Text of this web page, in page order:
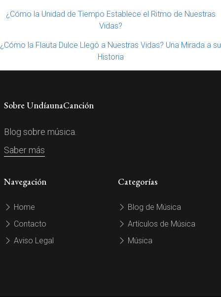
¿Cómo la Unidad de Tiempo Establece el Ritmo de Nuestras
Vidas?
¿Cómo la Flauta Dulce Llegó a Nuestras Vidas? Una Mirada a su
Historia
Sobre UndíaunaCanción
Blog sobre música.
Saber más
Navegación
Home
Contacto
Aviso Legal
Categorías
Blog de Música
Artículos de Música
Música